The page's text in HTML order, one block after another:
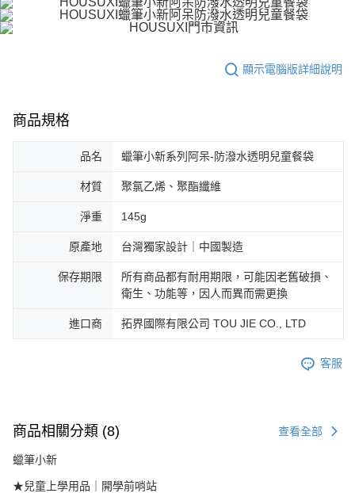
顯示電腦版詳細說明
商品規格
品名 蠟筆小新系列阿呆-防潑水透明兒童餐袋
材質 聚氯乙烯、聚酯纖維
淨重 145g
原產地 台灣獨家設計｜中國製造
保存期限
所有商品都有耐用期限，可能因老舊破損、
衛生、功能等，因人而異而需更換
進口商 拓界國際有限公司 TOU JIE CO., LTD
客服
商品相關分類 (8) 查看全部
蠟筆小新
★兒童上學用品｜開學前哨站